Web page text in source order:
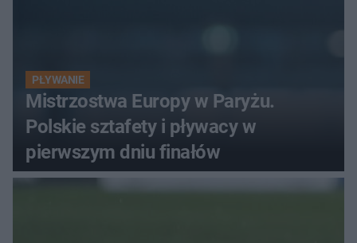
PŁYWANIE
Mistrzostwa Europy w Paryżu.
Polskie sztafety i pływacy w
pierwszym dniu finałów